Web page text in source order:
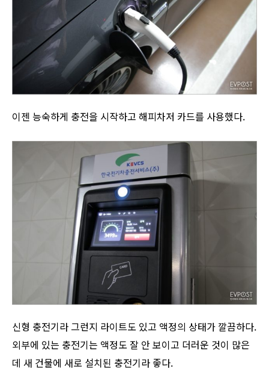
이젠 능숙하게 충전을 시작하고 해피차저 카드를 사용했다.
신형 충전기라 그런지 라이트도 있고 액정의 상태가 깔끔하다.
외부에 있는 충전기는 액정도 잘 안 보이고 더러운 것이 많은
데 새 건물에 새로 설치된 충전기라 좋다.